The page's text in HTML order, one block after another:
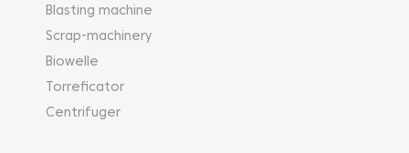
Blasting machine
Scrap-machinery
Biowelle
Torreficator
Centrifuger